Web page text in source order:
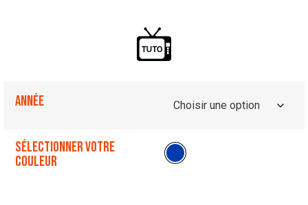
Année
Sélectionner votre
couleur